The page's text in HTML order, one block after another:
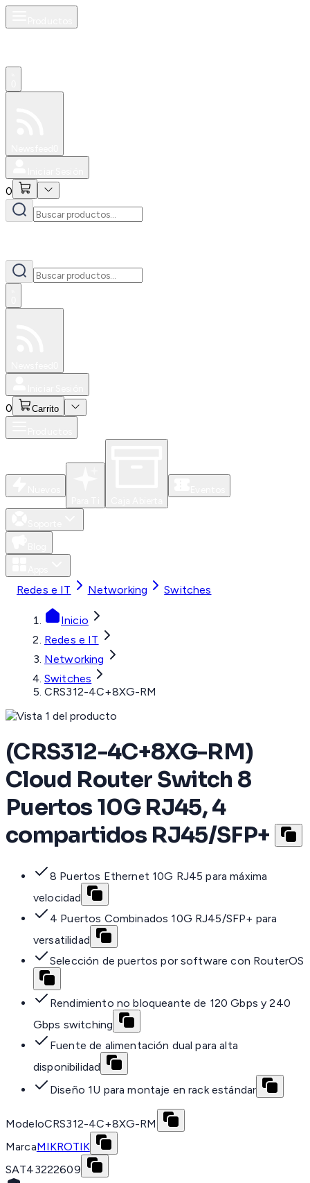
0
0 Carrito
Redes e IT Networking Switches
Inicio
Redes e IT
Networking
Switches
CRS312-4C+8XG-RM
(CRS312-4C+8XG-RM)
Cloud Router Switch 8
Puertos 10G RJ45, 4
compartidos RJ45/SFP+
8 Puertos Ethernet 10G RJ45 para máxima
velocidad
4 Puertos Combinados 10G RJ45/SFP+ para
versatilidad
Selección de puertos por software con RouterOS
Rendimiento no bloqueante de 120 Gbps y 240
Gbps switching
Fuente de alimentación dual para alta
disponibilidad
Diseño 1U para montaje en rack estándar
ModeloCRS312-4C+8XG-RM
MarcaMIKROTIK
SAT43222609